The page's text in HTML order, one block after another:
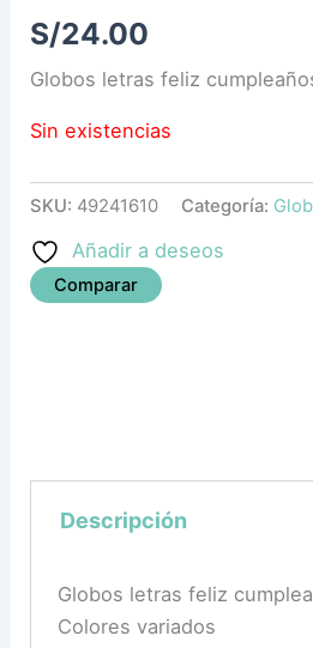
S/24.00
Globos letras feliz
Sin existencias
SKU: 49241610 Categoría:
Añadir a deseos
Comparar
Descripción
Globos letras feliz
Colores variados